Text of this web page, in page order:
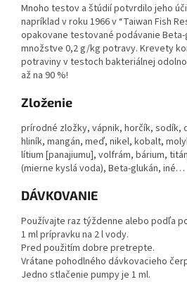
Mnoho testov a štúdií potvrdilo jeho
napríklad v roku 1966 v “Taiwan Fish
opakovane testované podávanie
množstve 0,2 g/kg potravy. Krevety
potraviny v testoch bakteriálnej
až na 90 %!
Zloženie
prírodné zložky, vápnik, horčík, sodík,
hliník, mangán, meď, nikel, kobalt,
lítium [panajiumu], volfrám, bárium,
(mierne kyslá voda), Beta-glukán, iné…
DÁVKOVANIE
Používajte raz týždenne alebo podľa
1 ml prípravku na 2 l vody.
Pred použitím dobre pretrepte.
Vrátane pohodlného dávkovacieho
Jedno stlačenie pumpy je 1 ml.